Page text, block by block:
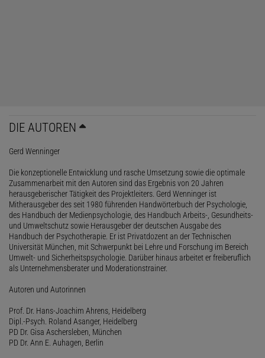
DIE AUTOREN
Gerd Wenninger
Die konzeptionelle Entwicklung und rasche Umsetzung sowie die optimale
Zusammenarbeit mit den Autoren sind das Ergebnis von 20 Jahren
herausgeberischer Tätigkeit des Projektleiters. Gerd Wenninger ist
Mitherausgeber des seit 1980 führenden Handwörterbuch der Psychologie,
des Handbuch der Medienpsychologie, des Handbuch Arbeits-, Gesundheits-
und Umweltschutz sowie Herausgeber der deutschen Ausgabe des
Handbuch der Psychotherapie. Er ist Privatdozent an der Technischen
Universität München, mit Schwerpunkt bei Lehre und Forschung im Bereich
Umwelt- und Sicherheitspsychologie. Darüber hinaus arbeitet er freiberuflich
als Unternehmensberater und Moderationstrainer.
Autoren und Autorinnen
Prof. Dr. Hans-Joachim Ahrens, Heidelberg
Dipl.-Psych. Roland Asanger, Heidelberg
PD Dr. Gisa Aschersleben, München
PD Dr. Ann E. Auhagen, Berlin